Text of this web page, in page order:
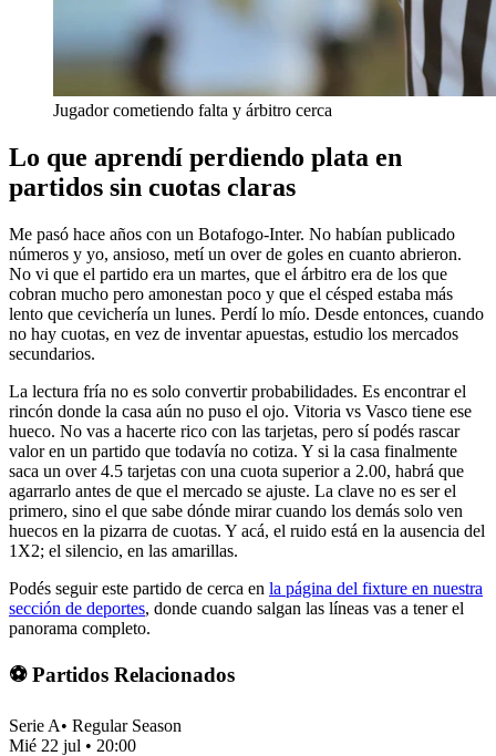
Jugador cometiendo falta y árbitro cerca
Lo que aprendí perdiendo plata en
partidos sin cuotas claras
Me pasó hace años con un Botafogo-Inter. No habían publicado
números y yo, ansioso, metí un over de goles en cuanto abrieron.
No vi que el partido era un martes, que el árbitro era de los que
cobran mucho pero amonestan poco y que el césped estaba más
lento que cevichería un lunes. Perdí lo mío. Desde entonces, cuando
no hay cuotas, en vez de inventar apuestas, estudio los mercados
secundarios.
La lectura fría no es solo convertir probabilidades. Es encontrar el
rincón donde la casa aún no puso el ojo. Vitoria vs Vasco tiene ese
hueco. No vas a hacerte rico con las tarjetas, pero sí podés rascar
valor en un partido que todavía no cotiza. Y si la casa finalmente
saca un over 4.5 tarjetas con una cuota superior a 2.00, habrá que
agarrarlo antes de que el mercado se ajuste. La clave no es ser el
primero, sino el que sabe dónde mirar cuando los demás solo ven
huecos en la pizarra de cuotas. Y acá, el ruido está en la ausencia del
1X2; el silencio, en las amarillas.
Podés seguir este partido de cerca en la página del fixture en nuestra
sección de deportes, donde cuando salgan las líneas vas a tener el
panorama completo.
⚽ Partidos Relacionados
Serie A• Regular Season
Mié 22 jul • 20:00